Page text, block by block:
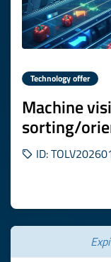
Technology offer
Machine
sorting/
ID: